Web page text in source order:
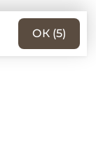
ОК (5)